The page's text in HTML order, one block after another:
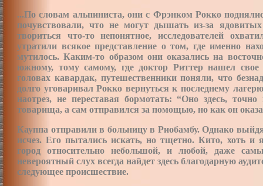
...По словам альпиниста, они с Фрэнком Рокко
почувствовали, что не могут дышать из-за
твориться что-то непонятное, исследователей
утратили всякое представление о том, где именно
мутилось. Каким-то образом они оказались на
южному, тому самому, где доктор Риттер нашел
головах кавардак, путешественники поняли, что
долго уговаривал Рокко вернуться к последнему
наотрез, не переставая бормотать: “Оно здесь,
товарища, а сам отправился за помощью, но как он
Кауппа отправили в больницу в Риобамбу. Однако выйдя
исчез. Его пытались искать, но тщетно. Кито, хоть и
город относительно небольшой, и любой, даже
невероятный слух всегда найдет здесь благодарную
следующее происшествие.